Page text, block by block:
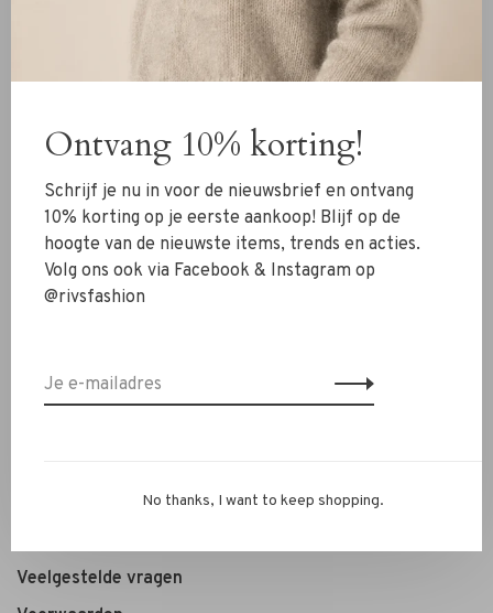
Kleding
Sieraden
Accessoires
SALE
Over ons
Ruilen & retourneren
Veelgestelde vragen
Ontvang 10% korting!
Schrijf je nu in voor de nieuwsbrief en ontvang
10% korting op je eerste aankoop! Blijf op de
hoogte van de nieuwste items, trends en acties.
Volg ons ook via Facebook & Instagram op
@rivsfashion
No thanks, I want to keep shopping.